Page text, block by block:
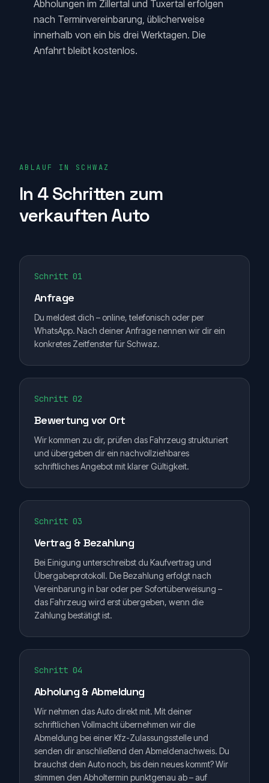
Abholungen im Zillertal und Tuxertal erfolgen
nach Terminvereinbarung, üblicherweise
innerhalb von ein bis drei Werktagen. Die
Anfahrt bleibt kostenlos.
ABLAUF IN SCHWAZ
In 4 Schritten zum
verkauften Auto
Schritt 01
Anfrage
Du meldest dich – online, telefonisch oder per
WhatsApp. Nach deiner Anfrage nennen wir dir ein
konkretes Zeitfenster für Schwaz.
Schritt 02
Bewertung vor Ort
Wir kommen zu dir, prüfen das Fahrzeug strukturiert
und übergeben dir ein nachvollziehbares
schriftliches Angebot mit klarer Gültigkeit.
Schritt 03
Vertrag & Bezahlung
Bei Einigung unterschreibst du Kaufvertrag und
Übergabeprotokoll. Die Bezahlung erfolgt nach
Vereinbarung in bar oder per Sofortüberweisung –
das Fahrzeug wird erst übergeben, wenn die
Zahlung bestätigt ist.
Schritt 04
Abholung & Abmeldung
Wir nehmen das Auto direkt mit. Mit deiner
schriftlichen Vollmacht übernehmen wir die
Abmeldung bei einer Kfz-Zulassungsstelle und
senden dir anschließend den Abmeldenachweis. Du
brauchst dein Auto noch, bis dein neues kommt? Wir
stimmen den Abholtermin punktgenau ab – auf